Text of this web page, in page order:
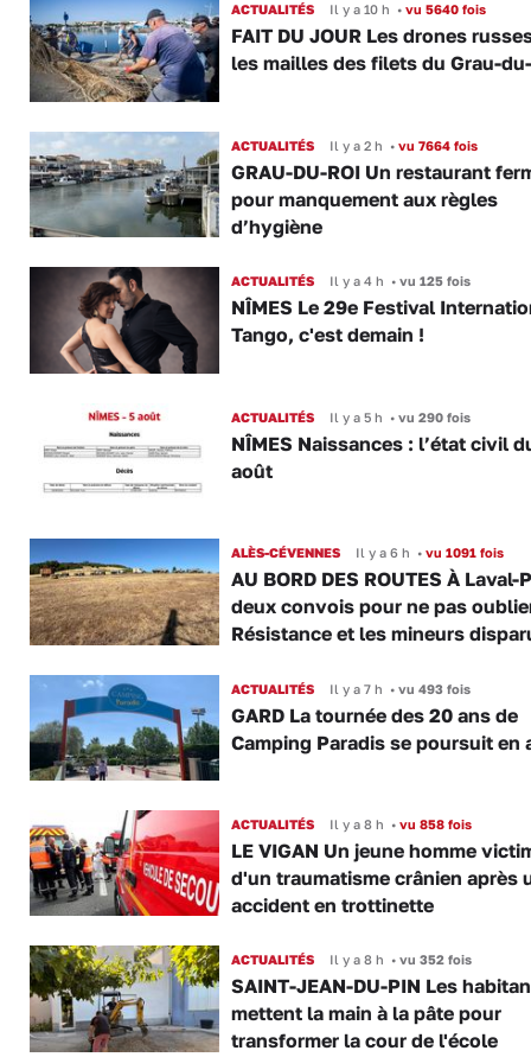
ACTUALITÉS Il y a 10 h •vu 5640 fois
FAIT DU JOUR Les drones
les mailles des filets du Grau-
ACTUALITÉS Il y a 2 h •vu 7664 fois
GRAU-DU-ROI Un restaurant
pour manquement aux règles
d’hygiène
ACTUALITÉS Il y a 4 h •vu 125 fois
NÎMES Le 29e Festival
Tango, c'est demain !
ACTUALITÉS Il y a 5 h •vu 290 fois
NÎMES Naissances : l’état civil
août
ALÈS-CÉVENNES Il y a 6 h •vu 1091 fois
AU BORD DES ROUTES À Laval-
deux convois pour ne pas
Résistance et les mineurs
ACTUALITÉS Il y a 7 h •vu 493 fois
GARD La tournée des 20 ans de
Camping Paradis se poursuit en
ACTUALITÉS Il y a 8 h •vu 858 fois
LE VIGAN Un jeune homme
d'un traumatisme crânien après
accident en trottinette
ACTUALITÉS Il y a 8 h •vu 352 fois
SAINT-JEAN-DU-PIN Les
mettent la main à la pâte pour
transformer la cour de l'école